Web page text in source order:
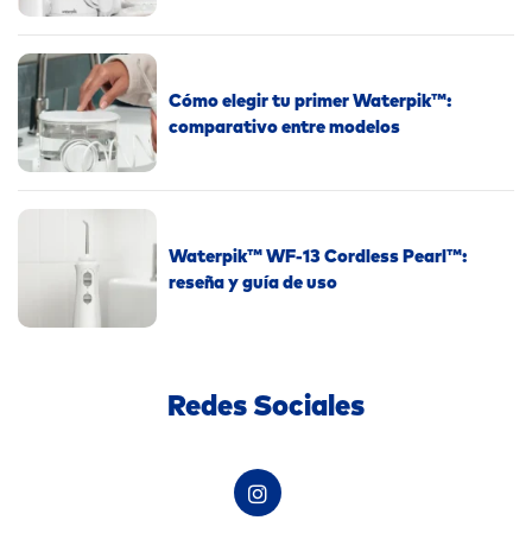
Cómo elegir tu primer Waterpik™:
comparativo entre modelos
Waterpik™ WF-13 Cordless Pearl™:
reseña y guía de uso
Redes Sociales